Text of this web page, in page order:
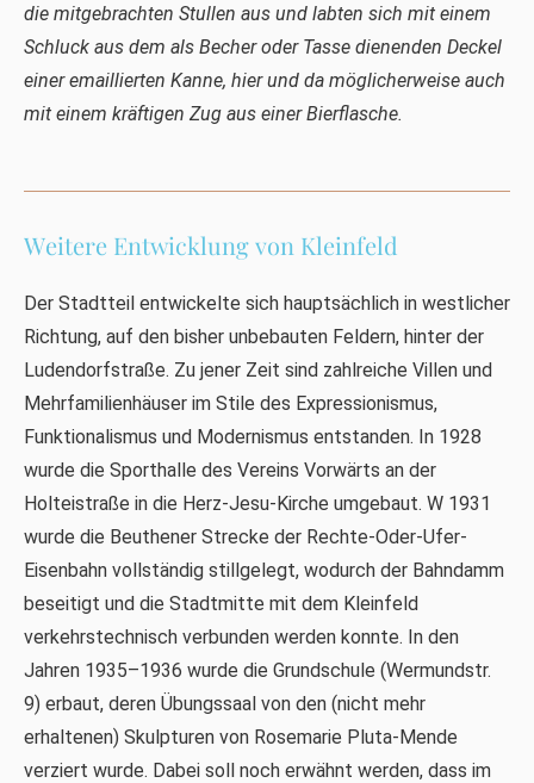
die mitgebrachten Stullen aus und labten sich mit einem
Schluck aus dem als Becher oder Tasse dienenden Deckel
einer emaillierten Kanne, hier und da möglicherweise auch
mit einem kräftigen Zug aus einer Bierflasche.
Weitere Entwicklung von Kleinfeld
Der Stadtteil entwickelte sich hauptsächlich in westlicher
Richtung, auf den bisher unbebauten Feldern, hinter der
Ludendorfstraße. Zu jener Zeit sind zahlreiche Villen und
Mehrfamilienhäuser im Stile des Expressionismus,
Funktionalismus und Modernismus entstanden. In 1928
wurde die Sporthalle des Vereins Vorwärts an der
Holteistraße in die Herz-Jesu-Kirche umgebaut. W 1931
wurde die Beuthener Strecke der Rechte-Oder-Ufer-
Eisenbahn vollständig stillgelegt, wodurch der Bahndamm
beseitigt und die Stadtmitte mit dem Kleinfeld
verkehrstechnisch verbunden werden konnte. In den
Jahren 1935–1936 wurde die Grundschule (Wermundstr.
9) erbaut, deren Übungssaal von den (nicht mehr
erhaltenen) Skulpturen von Rosemarie Pluta-Mende
verziert wurde. Dabei soll noch erwähnt werden, dass im